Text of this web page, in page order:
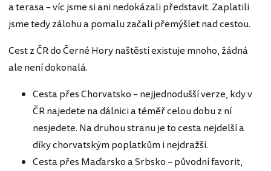
a terasa – víc jsme si ani nedokázali představit. Zaplatili
jsme tedy zálohu a pomalu začali přemýšlet nad cestou.
Cest z ČR do Černé Hory naštěstí existuje mnoho, žádná
ale není dokonalá.
Cesta přes Chorvatsko – nejjednodušší verze, kdy v
ČR najedete na dálnici a téměř celou dobu z ní
nesjedete. Na druhou stranu je to cesta nejdelší a
díky chorvatským poplatkům i nejdražší.
Cesta přes Maďarsko a Srbsko – původní favorit,